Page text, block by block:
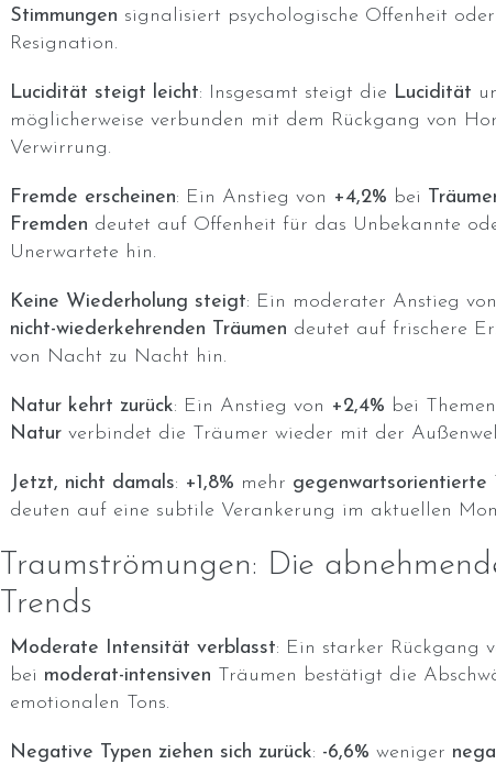
Stimmungen signalisiert psychologische Offenheit oder
Resignation.
Lucidität steigt leicht: Insgesamt steigt die Lucidität
möglicherweise verbunden mit dem Rückgang von
Verwirrung.
Fremde erscheinen: Ein Anstieg von +4,2% bei
Fremden deutet auf Offenheit für das Unbekannte
Unerwartete hin.
Keine Wiederholung steigt: Ein moderater Anstieg von
nicht-wiederkehrenden Träumen deutet auf frischere
von Nacht zu Nacht hin.
Natur kehrt zurück: Ein Anstieg von +2,4% bei Themen
Natur verbindet die Träumer wieder mit der
Jetzt, nicht damals: +1,8% mehr gegenwartsorientierte
deuten auf eine subtile Verankerung im aktuellen
Traumströmungen: Die
Trends
Moderate Intensität verblasst: Ein starker Rückgang
bei moderat-intensiven Träumen bestätigt die
emotionalen Tons.
Negative Typen ziehen sich zurück: -6,6% weniger